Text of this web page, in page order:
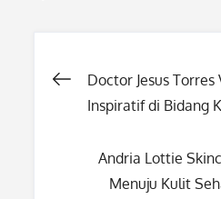
Post
Doctor Jesus Torres
Inspiratif di Bidang
Andria Lottie
Menuju Kulit